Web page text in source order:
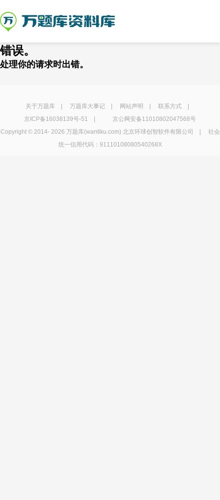
错误。
处理你的请求时出错。
关于万题库| 万题库大事记| 网站声明 联系方式|
京ICP备16038139号-51
京公网安备11010802047568号
Copyright © 2014- 2026 万题库(wantiku.com) 北京环球创智软件有限公司 | 社会
统一信用代码：91110108080540268X